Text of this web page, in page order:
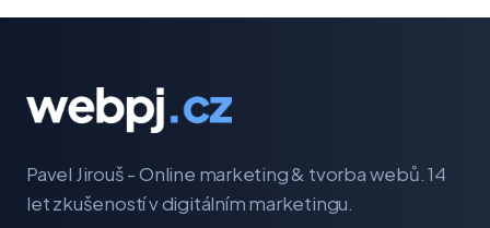
Pavel Jirouš - Online marketing & tvorba webů. 14
let zkušeností v digitálním marketingu.